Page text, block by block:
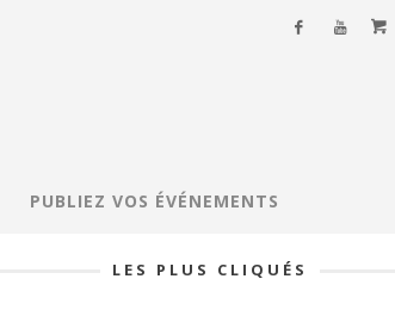
PUBLIEZ VOS ÉVÉNEMENTS
LES PLUS CLIQUÉS